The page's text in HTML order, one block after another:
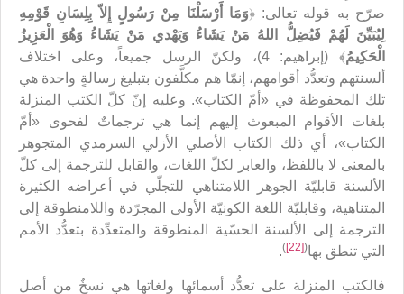
صرّح به قوله تعالى: ﴿وَمَا أَرْسَلْنَا مِنْ رَسُولٍ إِلاّ بِلِسَانِ قَوْمِهِ
لِيُبَيِّنَ لَهُمْ فَيُضِلُّ اللهُ مَنْ يَشَاءُ وَيَهْدي مَنْ يَشَاءُ وَهُوَ الْعَزِيزُ
الْحَكِيمُ
﴾ (إبراهيم: 4)، ولكنّ الرسل جميعاً، وعلى اختلاف
ألسنتهم وتعدُّد أقوامهم، إنمّا هم مكلَّفون بتبليغ رسالةٍ واحدة هي
تلك المحفوظة في «أمّ الكتاب». وعليه إنّ كلّ الكتب المنزلة
بلغات الأقوام المبعوث إليهم إنما هي ترجماتٌ لفحوى «أمّ
الكتاب»، أي ذلك الكتاب الأصلي الأزلي السرمدي المتجوهر
بالمعنى لا باللفظ، والعابر لكلّ اللغات، والقابل للترجمة إلى كلّ
الألسنة قابليّة الجوهر اللامتناهي للتجلّي في أعراضه الكثيرة
المتناهية، وقابليّة اللغة الكونيّة الأولى المجرّدة واللامنطوقة إلى
الترجمة إلى الألسنة الحسّية المنطوقة والمتعدِّدة بتعدُّد الأمم
التي تنطق بها(
[22]
)
.
فالكتب المنزلة على تعدُّد أسمائها ولغاتها هي نسخٌ من أصلٍ